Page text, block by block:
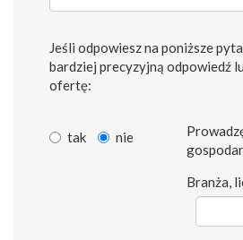
Jeśli odpowiesz na poniższe
bardziej precyzyjną odpowiedź
ofertę:
tak nie
Branża,